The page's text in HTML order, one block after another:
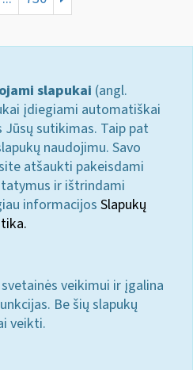
slapukai (angl.
įdiegiami automatiškai
sutikimas. Taip pat
naudojimu. Savo
atšaukti pakeisdami
ir ištrindami
informacijos Slapukų
veikimui ir įgalina
Be šių slapukų
veikti.